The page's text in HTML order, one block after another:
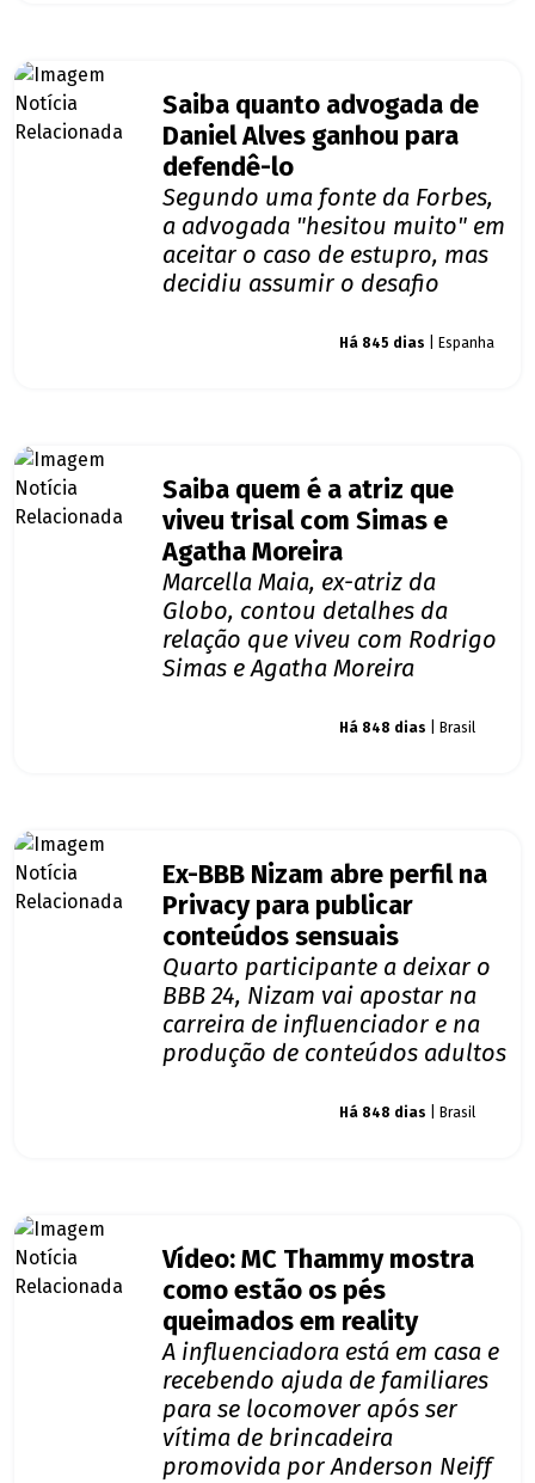
Saiba quanto advogada de
Daniel Alves ganhou para
defendê-lo
Segundo uma fonte da Forbes,
a advogada "hesitou muito" em
aceitar o caso de estupro, mas
decidiu assumir o desafio
Há 845 dias | Espanha
Saiba quem é a atriz que
viveu trisal com Simas e
Agatha Moreira
Marcella Maia, ex-atriz da
Globo, contou detalhes da
relação que viveu com Rodrigo
Simas e Agatha Moreira
Há 848 dias | Brasil
Ex-BBB Nizam abre perfil na
Privacy para publicar
conteúdos sensuais
Quarto participante a deixar o
BBB 24, Nizam vai apostar na
carreira de influenciador e na
produção de conteúdos adultos
Há 848 dias | Brasil
Vídeo: MC Thammy mostra
como estão os pés
queimados em reality
A influenciadora está em casa e
recebendo ajuda de familiares
para se locomover após ser
vítima de brincadeira
promovida por Anderson Neiff